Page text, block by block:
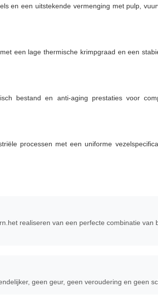
en een uitstekende vermenging met pulp,
een lage thermische krimpgraad en een
bestand en anti-aging prestaties voor
processen met een uniforme
realiseren van een perfecte combinatie van
geen geur, geen veroudering en geen